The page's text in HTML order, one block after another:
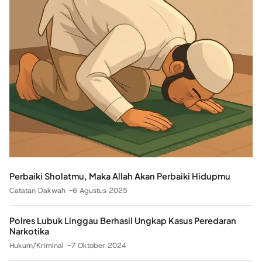
Perbaiki Sholatmu, Maka Allah Akan Perbaiki Hidupmu
Catatan Dakwah 6 Agustus 2025
Polres Lubuk Linggau Berhasil Ungkap Kasus Peredaran
Narkotika
Hukum/Kriminal 7 Oktober 2024